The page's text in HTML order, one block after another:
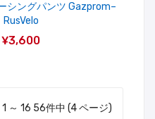
シングパンツ Gazprom–
RusVelo
¥3,600
～ 16 56件中 (4 ページ)